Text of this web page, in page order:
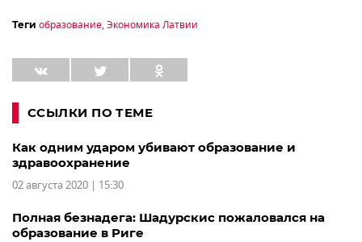
Теги образование,Экономика Латвии
ССЫЛКИ ПО ТЕМЕ
Как одним ударом убивают образование и
здравоохранение
02 августа 2020 | 15:30
Полная безнадега: Шадурскис пожаловался на
образование в Риге